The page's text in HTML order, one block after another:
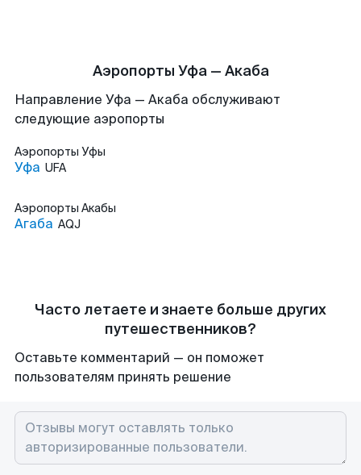
Аэропорты Уфа — Акаба
Направление Уфа — Акаба обслуживают
следующие аэропорты
Аэропорты Уфы
Уфа UFA
Аэропорты Акабы
Агаба AQJ
Часто летаете и знаете больше других
путешественников?
Оставьте комментарий — он поможет
пользователям принять решение